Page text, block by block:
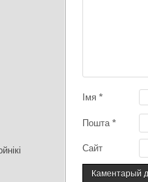
Імя *
Пошта *
Сайт